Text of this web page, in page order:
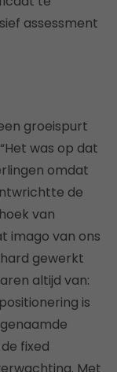
assessment
groeispurt
was op dat
omdat
de
van
imago van ons
gewerkt
altijd van:
is
fixed